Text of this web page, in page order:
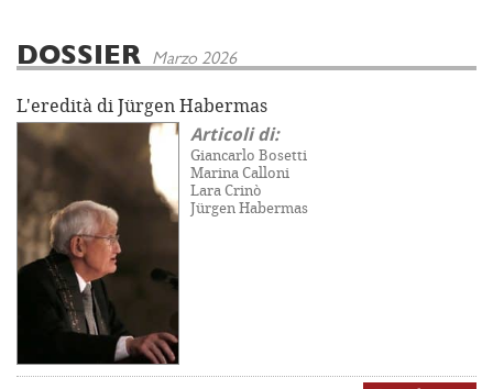
DOSSIER Marzo 2026
L'eredità di Jürgen Habermas
Articoli di:
Giancarlo Bosetti
Marina Calloni
Lara Crinò
Jürgen Habermas